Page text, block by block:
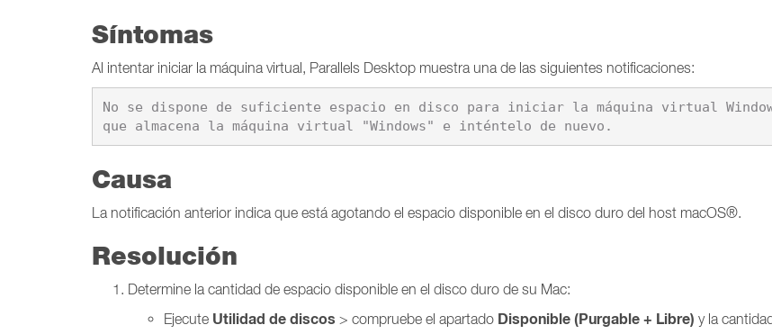
Síntomas
Al intentar iniciar la máquina virtual, Parallels Desktop muestra una de las siguientes notificaciones:
No se dispone de suficiente espacio en disco para iniciar la máquina virtual
que almacena la máquina virtual "Windows" e inténtelo de nuevo.
Causa
La notificación anterior indica que está agotando el espacio disponible en el disco duro del host macOS®.
Resolución
Determine la cantidad de espacio disponible en el disco duro de su Mac:
Ejecute Utilidad de discos > compruebe el apartado Disponible (Purgable + Libre) y la